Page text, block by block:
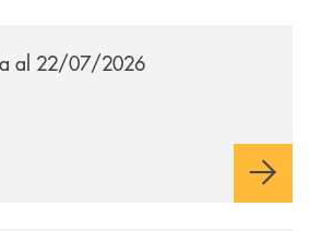
al 22/07/2026